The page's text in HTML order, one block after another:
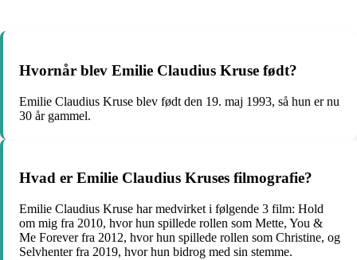
Hvornår blev Emilie Claudius Kruse født?
Emilie Claudius Kruse blev født den 19. maj 1993, så hun er nu
30 år gammel.
Hvad er Emilie Claudius Kruses filmografie?
Emilie Claudius Kruse har medvirket i følgende 3 film: Hold
om mig fra 2010, hvor hun spillede rollen som Mette, You &
Me Forever fra 2012, hvor hun spillede rollen som Christine, og
Selvhenter fra 2019, hvor hun bidrog med sin stemme.